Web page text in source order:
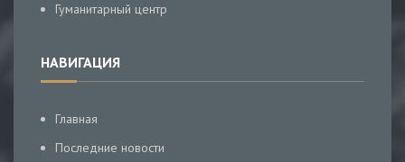
Гуманитарный центр
НАВИГАЦИЯ
Главная
Последние новости